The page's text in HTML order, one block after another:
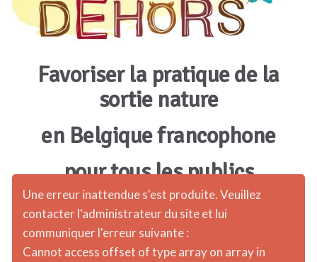
Favoriser la pratique de la
sortie nature
en Belgique francophone
pour tous les publics
Une erreur inattendue s'est produite. Veuillez
contacter l'administrateur du site et lui
communiquer l'erreur suivante :
Cannot access offset of type array on array in